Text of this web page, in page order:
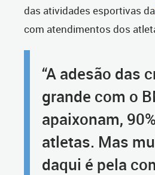
das atividades esportivas da
com atendimentos dos
“A adesão das
grande com o
apaixonam,
atletas. Mas
daqui é pela